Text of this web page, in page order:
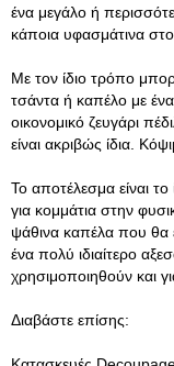
ένα μεγάλο ή
κάποια υφασμάτινα
Με τον ίδιο τρόπο
τσάντα ή καπέλο με
οικονομικό ζευγάρι
είναι ακριβώς ίδια.
Το αποτέλεσμα είναι το
για κομμάτια στην
ψάθινα καπέλα που θα
ένα πολύ ιδιαίτερο
χρησιμοποιηθούν και
Διαβάστε επίσης: